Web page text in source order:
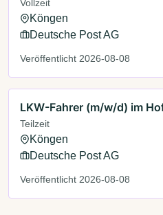
Vollzeit
Köngen
Deutsche Post AG
Veröffentlicht 2026-08-08
LKW-Fahrer (m/w/d) im
Teilzeit
Köngen
Deutsche Post AG
Veröffentlicht 2026-08-08